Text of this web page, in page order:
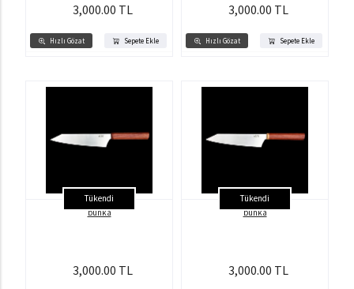
Hızlı Gözat Sepete Ekle
3,000.00 TL
Hızlı Gözat Sepete Ekle
3,000.00 TL
Tükendi
bunka
3,000.00 TL
Tükendi
bunka
3,000.00 TL